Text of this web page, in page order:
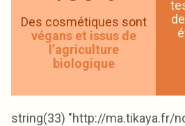
Des cosmétiques sont
végans et issus de
l’agriculture
biologique
string(33) "http://ma.tikaya.fr/